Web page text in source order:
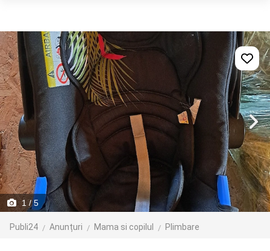
1/ 5
Publi24 Anunțuri Mama si copilul Plimbare